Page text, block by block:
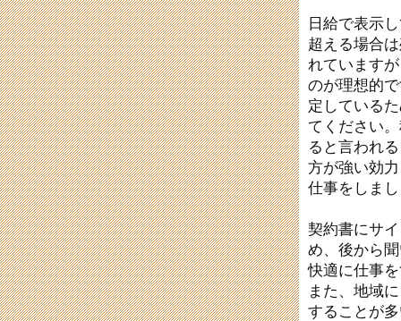
日給で表示
超える場合
れています
のが理想的
定している
てください
ると言われ
方が強い効
仕事をしま
契約書にサ
め、後から
快適に仕事
また、地域
することが